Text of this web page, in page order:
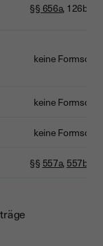
§§ 656a, 126b
keine
keine
keine
§§ 557a,557b